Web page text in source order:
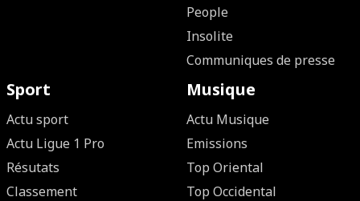
People
Insolite
Communiques de presse
Sport
Actu sport
Actu Ligue 1 Pro
Résutats
Classement
Musique
Actu Musique
Emissions
Top Oriental
Top Occidental